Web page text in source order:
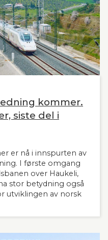
kommer.
siste del i
er nå i innspurten av
I første omgang
over Haukeli,
stor betydning også
utviklingen av norsk
er oppdragsgiver